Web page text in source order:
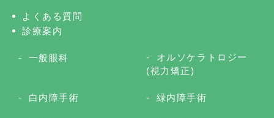
よくある質問
診療案内
一般眼科
オルソケラトロジー
(視力矯正)
白内障手術 緑内障手術